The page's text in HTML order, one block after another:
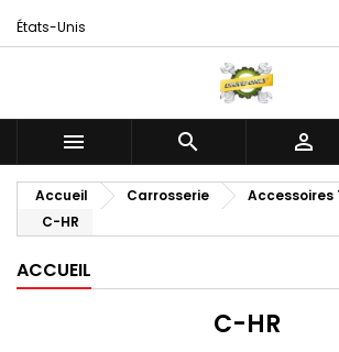
États-Unis
  
Accueil Carrosserie
Accessoires
C-HR
ACCUEIL
C-HR